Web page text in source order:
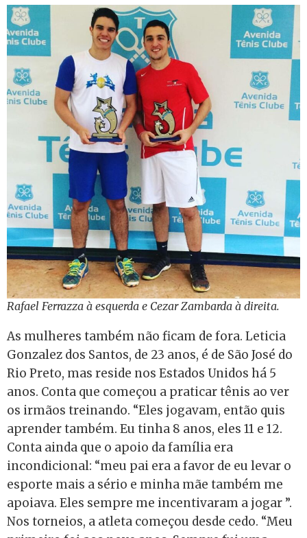
Rafael Ferrazza à esquerda e Cezar Zambarda à direita.
As mulheres também não ficam de fora. Leticia
Gonzalez dos Santos, de 23 anos, é de São José do
Rio Preto, mas reside nos Estados Unidos há 5
anos. Conta que começou a praticar tênis ao ver
os irmãos treinando. “Eles jogavam, então quis
aprender também. Eu tinha 8 anos, eles 11 e 12.
Conta ainda que o apoio da família era
incondicional: “meu pai era a favor de eu levar o
esporte mais a sério e minha mãe também me
apoiava. Eles sempre me incentivaram a jogar ”.
Nos torneios, a atleta começou desde cedo. “Meu